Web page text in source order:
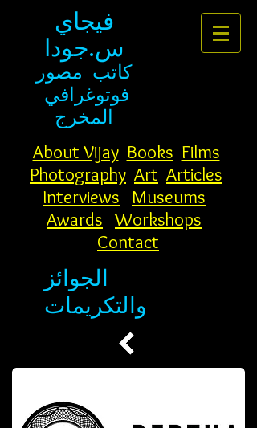
فيجاي
س.جودا
كاتب مصور
فوتوغرافي
المخرج
About Vijay Books Films
Photography Art Articles
Interviews
Museums
Awards Workshops
Contact
الجوائز
والتكريمات